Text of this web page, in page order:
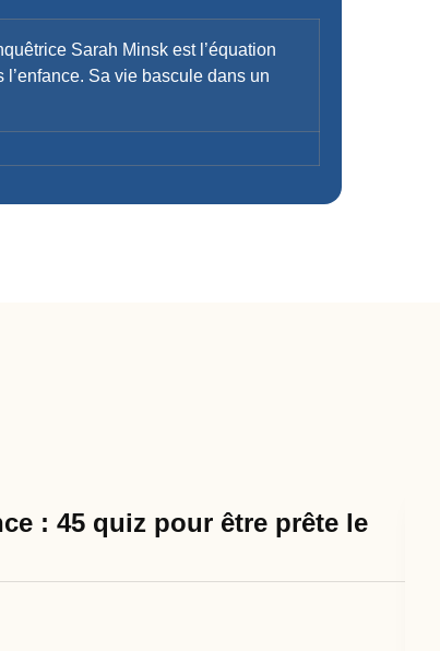
Sarah Minsk est l’équation
Sa vie bascule dans un
: 45 quiz pour être prête le